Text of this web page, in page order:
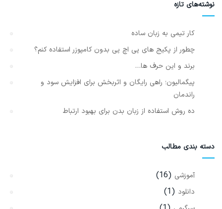
نوشته‌های تازه
کار تیمی به زبان ساده
چطور از پکیج های پی اچ پی بدون کامپوزر استفاده کنم؟
برند و این حرف ها…
پیگمالیون؛ راهی رایگان و اثربخش برای افزایش سود و
راندمان
ده روش استفاده از زبان بدن برای بهبود ارتباط
دسته بندی مطالب
آموزشی (16)
دانلود (1)